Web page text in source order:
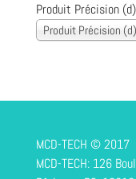
Produit Précision
Produit Précision
MCD-TECH © 2017
MCD-TECH: 126